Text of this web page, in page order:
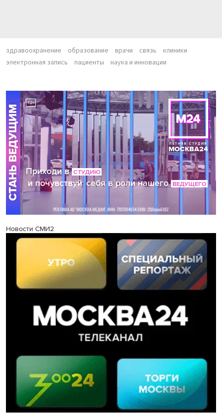
здравоохранение образование врачи связь
клиники
электронная запись
пациенты наука и инновации
Новости СМИ2